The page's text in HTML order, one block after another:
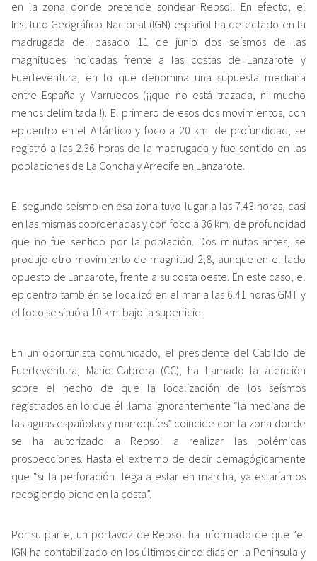
en la zona donde pretende sondear Repsol. En efecto, el
Instituto Geográfico Nacional (IGN) español ha detectado en la
madrugada del pasado 11 de junio dos seísmos de las
magnitudes indicadas frente a las costas de Lanzarote y
Fuerteventura, en lo que denomina una supuesta mediana
entre España y Marruecos (¡¡que no está trazada, ni mucho
menos delimitada!!). El primero de esos dos movimientos, con
epicentro en el Atlántico y foco a 20 km. de profundidad, se
registró a las 2.36 horas de la madrugada y fue sentido en las
poblaciones de La Concha y Arrecife en Lanzarote.
El segundo seísmo en esa zona tuvo lugar a las 7.43 horas, casi
en las mismas coordenadas y con foco a 36 km. de profundidad
que no fue sentido por la población. Dos minutos antes, se
produjo otro movimiento de magnitud 2,8, aunque en el lado
opuesto de Lanzarote, frente a su costa oeste. En este caso, el
epicentro también se localizó en el mar a las 6.41 horas GMT y
el foco se situó a 10 km. bajo la superficie.
En un oportunista comunicado, el presidente del Cabildo de
Fuerteventura, Mario Cabrera (CC), ha llamado la atención
sobre el hecho de que la localización de los seísmos
registrados en lo que él llama ignorantemente “la mediana de
las aguas españolas y marroquíes” coincide con la zona donde
se ha autorizado a Repsol a realizar las polémicas
prospecciones. Hasta el extremo de decir demagógicamente
que “si la perforación llega a estar en marcha, ya estaríamos
recogiendo piche en la costa”.
Por su parte, un portavoz de Repsol ha informado de que “el
IGN ha contabilizado en los últimos cinco días en la Península y